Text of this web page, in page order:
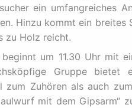
ein umfangreiches
Hinzu kommt ein breites
zu Holz reicht.
beginnt um 11.30 Uhr mit
Gruppe bietet
zum Zuhören als auch
mit dem Gipsarm“